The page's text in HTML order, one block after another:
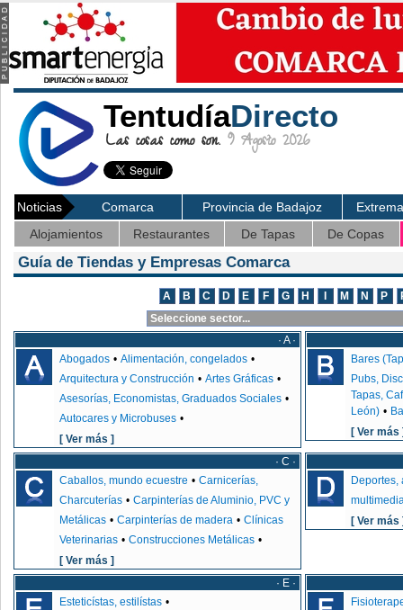
TentudíaDirecto
Las cosas como son. 9 Agosto 2026
Noticias Comarca Provincia de Badajoz
Alojamientos
Restaurantes De Tapas De Copas
Guía de Tiendas y Empresas Comarca
· A ·
Abogados • Alimentación, congelados •
Arquitectura y Construcción • Artes Gráficas •
Asesorías, Economistas, Graduados Sociales •
Autocares y Microbuses •
[ Ver más ]
Bares
Pubs,
Tapas,
León) •
[ Ver más
· C ·
Caballos, mundo ecuestre • Carnicerías,
Charcuterías • Carpinterías de Aluminio, PVC y
Metálicas • Carpinterías de madera • Clínicas
Veterinarias • Construcciones Metálicas •
[ Ver más ]
Deportes,
[ Ver más
· E ·
Esteticístas, estilístas •